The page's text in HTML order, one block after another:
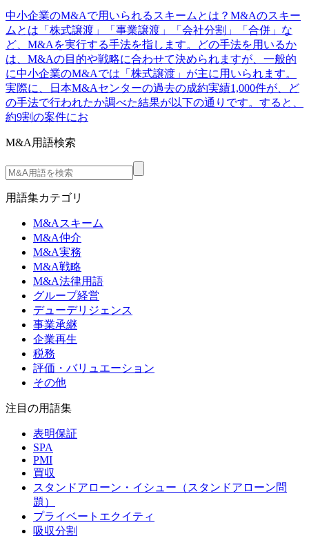
中小企業のM&Aで用いられるスキームとは？M&Aのスキー
ムとは「株式譲渡」「事業譲渡」「会社分割」「合併」な
ど、M&Aを実行する手法を指します。どの手法を用いるか
は、M&Aの目的や戦略に合わせて決められますが、一般的
に中小企業のM&Aでは「株式譲渡」が主に用いられます。
実際に、日本M&Aセンターの過去の成約実績1,000件が、ど
の手法で行われたか調べた結果が以下の通りです。すると、
約9割の案件にお
M&A用語検索
用語集カテゴリ
M&Aスキーム
M&A仲介
M&A実務
M&A戦略
M&A法律用語
グループ経営
デューデリジェンス
事業承継
企業再生
税務
評価・バリュエーション
その他
注目の用語集
表明保証
SPA
PMI
買収
スタンドアローン・イシュー（スタンドアローン問
題）
プライベートエクイティ
吸収分割